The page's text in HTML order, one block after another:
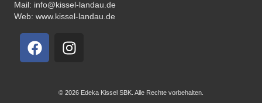
Mail: info@kissel-landau.de
Web: www.kissel-landau.de
© 2026 Edeka Kissel SBK. Alle Rechte vorbehalten.